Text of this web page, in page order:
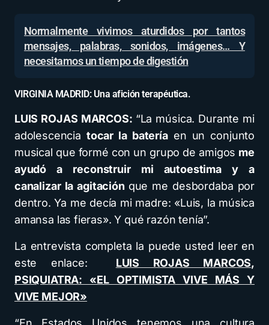
Normalmente vivimos aturdidos por tantos
mensajes, palabras, sonidos, imágenes… Y
necesitamos un tiempo de digestión
VIRGINIA MADRID: Una afición terapéutica.
LUIS ROJAS MARCOS: “La música. Durante mi
adolescencia tocar la bateríaen un conjunto
musical que formé con un grupo de amigos me
ayudó a reconstruir mi autoestima y a
canalizar la agitación que me desbordaba por
dentro. Ya me decía mi madre: «Luis, la música
amansa las fieras». Y qué razón tenía”.
La entrevista completa la puede usted leer en
este enlace: LUIS ROJAS MARCOS,
PSIQUIATRA: «EL OPTIMISTA VIVE MÁS Y
VIVE MEJOR»